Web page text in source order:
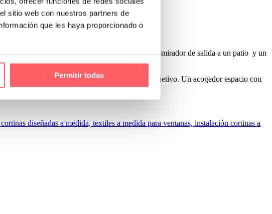
sitio web con nuestros partners de
que les haya proporcionado o
Permitir todas
Original y sencillo visillo en blanco roto para un mirador de salida a un patio y un
a nuestra clienta. El resultado consigue ese objetivo. Un acogedor espacio con